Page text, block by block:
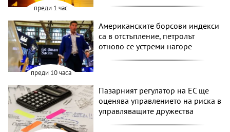
преди 1 час
преди 10 часа
Американските борсови индекси
са в отстъпление, петролът
отново се устреми нагоре
Пазарният регулатор на ЕС ще
оценява управлението на риска в
управляващите дружества